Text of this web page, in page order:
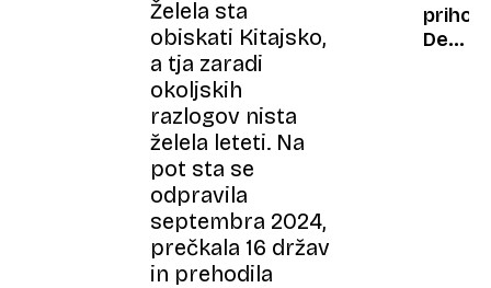
Želela sta
obiskati Kitajsko,
a tja zaradi
okoljskih
razlogov nista
želela leteti. Na
pot sta se
odpravila
septembra 2024,
prečkala 16 držav
in prehodila
poezijo
bere
GLEDA